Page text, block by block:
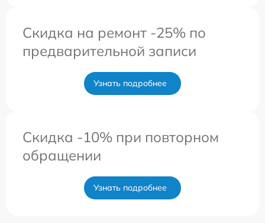
Скидка на ремонт -25% по
предварительной записи
Узнать подробнее
Скидка -10% при повторном
обращении
Узнать подробнее